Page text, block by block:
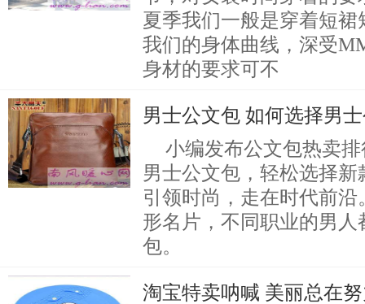
夏季我们一般是穿着短
我们的身体曲线，深受
身材的要求可不
男士公文包 如何选择男
小编发布公文包热卖
男士公文包，轻松选择
引领时尚，走在时代前
形名片，不同职业的男
包。
淘宝特卖呐喊 美丽总在